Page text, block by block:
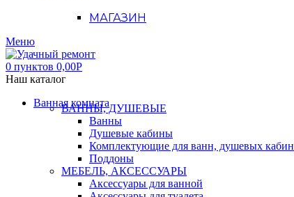
МАГАЗИН
Меню
0 пунктов 0,00Р
Наш каталог
Ванная комната
ВАННЫ, ДУШЕВЫЕ
Ванны
Душевые кабины
Комплектующие для ванн, душевых кабин
Поддоны
МЕБЕЛЬ, АКСЕССУАРЫ
Аксессуары для ванной